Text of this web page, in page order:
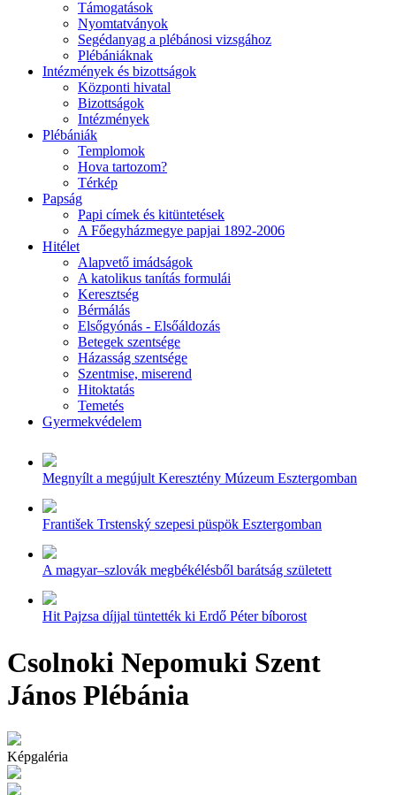
Támogatások
Nyomtatványok
Segédanyag a plébánosi vizsgához
Plébániáknak
Intézmények és bizottságok
Központi hivatal
Bizottságok
Intézmények
Plébániák
Templomok
Hova tartozom?
Térkép
Papság
Papi címek és kitüntetések
A Főegyházmegye papjai 1892-2006
Hitélet
Alapvető imádságok
A katolikus tanítás formulái
Keresztség
Bérmálás
Elsőgyónás - Elsőáldozás
Betegek szentsége
Házasság szentsége
Szentmise, miserend
Hitoktatás
Temetés
Gyermekvédelem
Megnyílt a megújult Keresztény Múzeum Esztergomban
František Trstenský szepesi püspök Esztergomban
A magyar–szlovák megbékélésből barátság született
Hit Pajzsa díjjal tüntették ki Erdő Péter bíborost
Csolnoki Nepomuki Szent
János Plébánia
Képgaléria